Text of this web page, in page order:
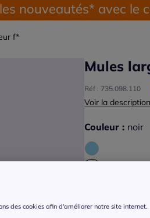
nouveautés* avec le
f*
Mules
Réf : 735.098.110
Voir la
Couleur : noir
Choisir une
des cookies afin d'améliorer notre site internet.